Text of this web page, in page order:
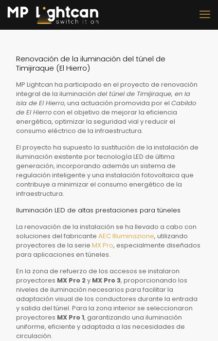
Renovación de la iluminación del túnel de
Timijiraque (El Hierro)
MP Lightcan ha participado en el proyecto de renovación
integral de la iluminación del túnel de Timijiraque, en la
isla de El Hierro, una actuación promovida por el Cabildo
de El Hierrocon el objetivo de mejorar la eficiencia
energética, optimizar la seguridad vial y reducir el
consumo eléctrico de la infraestructura.
El proyecto ha supuesto la sustitución de la instalación de
iluminación existente por tecnología LED de última
generación, incorporando además un sistema de
regulación inteligente y una instalación fotovoltaica que
contribuye a minimizar el consumo energético de la
infraestructura.
Iluminación LED de altas prestaciones para túneles
La renovación de la instalación se ha llevado a cabo con
soluciones del fabricante AEC Illuminazione, utilizando
proyectores de la serie MX Pro, especialmente diseñados
para aplicaciones en túneles.
En la zona de refuerzo de los accesos se instalaron
proyectores MX Pro 2y MX Pro 3, proporcionando los
niveles de iluminación necesarios para facilitar la
adaptación visual de los conductores durante la entrada
y salida del túnel. Para la zona interior se seleccionaron
proyectores MX Pro 1, garantizando una iluminación
uniforme, eficiente y adaptada a las necesidades de
circulación.